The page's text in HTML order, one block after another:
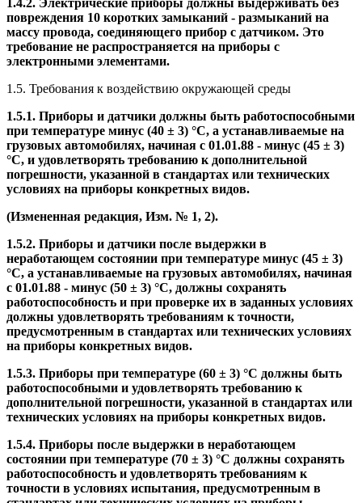
1.4.2. Электрические приборы должны выдерживать без
повреждения 10 коротких замыканий - размыканий на
массу провода, соединяющего прибор с датчиком. Это
требование не распространяется на приборы с
электронными элементами.
1.5. Требования к воздействию окружающей среды
1.5.1. Приборы и датчики должны быть работоспособными
при температуре минус (40 ± 3) °С, а устанавливаемые на
грузовых автомобилях, начиная с 01.01.88 - минус (45 ± 3)
°С, и удовлетворять требованию к дополнительной
погрешности, указанной в стандартах или технических
условиях на приборы конкретных видов.
(Измененная редакция, Изм. № 1, 2).
1.5.2. Приборы и датчики после выдержки в
неработающем состоянии при температуре минус (45 ± 3)
°С, а устанавливаемые на грузовых автомобилях, начиная
с 01.01.88 - минус (50 ± 3) °С, должны сохранять
работоспособность и при проверке их в заданных условиях
должны удовлетворять требованиям к точности,
предусмотренным в стандартах или технических условиях
на приборы конкретных видов.
1.5.3. Приборы при температуре (60 ± 3) °С должны быть
работоспособными и удовлетворять требованию к
дополнительной погрешности, указанной в стандартах или
технических условиях на приборы конкретных видов.
1.5.4. Приборы после выдержки в неработающем
состоянии при температуре (70 ± 3) °С должны сохранять
работоспособность и удовлетворять требованиям к
точности в условиях испытания, предусмотренным в